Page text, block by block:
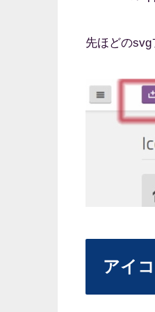
先ほどのsvg
アイ